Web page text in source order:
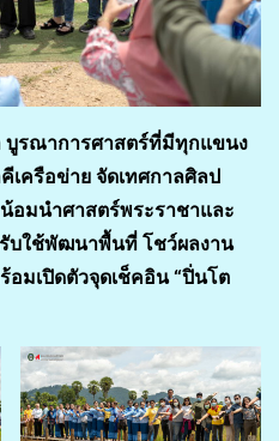
รณาการศาสตร์ที่มีทุกแขนง
ครือข่าย จัดเทศกาลศิลป
มนำศาสตร์พระราชาและ
บใช้พัฒนาพื้นที่ โชว์ผลงาน
มเปิดตัวจุดเช็คอิน“ปิ่นโต